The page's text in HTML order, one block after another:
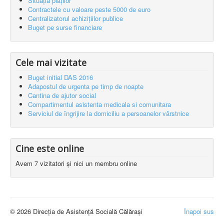
Contractele cu valoare peste 5000 de euro
Centralizatorul achizițiilor publice
Buget pe surse financiare
Cele mai vizitate
Buget initial DAS 2016
Adapostul de urgenta pe timp de noapte
Cantina de ajutor social
Compartimentul asistenta medicala si comunitara
Serviciul de îngrijire la domiciliu a persoanelor vârstnice
Cine este online
Avem 7 vizitatori și nici un membru online
Înapoi sus
© 2026 Direcția de Asistență Socială Călărași